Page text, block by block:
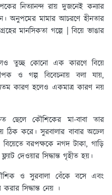
নিত্যানন্দ রায় দুজনেই কন্যার
অনুপমের মামার আচরণে হীনতার
মানসিকতা গল্পে | বিয়ে ভাঙার
তুচ্ছ কোনো এক কারণে বিয়ে
ও গল্প বিবেচনায় বলা যায়,
কারণ হলেও একমাত্র কারণ নয়
ছেলে কৌশিকের মা-বাবা তার
ঠিক করে। সুরবালার বাবার অঢেল
বরপক্ষকে নগদ টাকা, গাড়ি
দেওয়ার সিদ্ধান্ত গৃহীত হয়।
ও সুরবালা বেঁকে বসে এবং
সিদ্ধান্ত নেয় ।